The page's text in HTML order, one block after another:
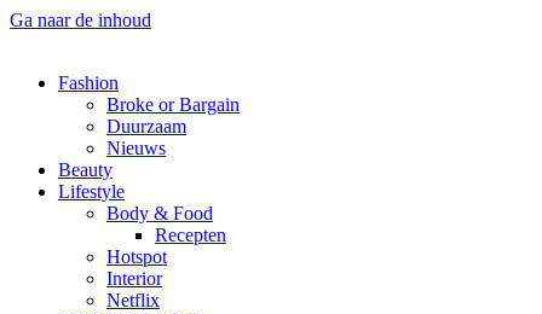
Ga naar de inhoud
Fashion
Broke or Bargain
Duurzaam
Nieuws
Beauty
Lifestyle
Body & Food
Recepten
Hotspot
Interior
Netflix